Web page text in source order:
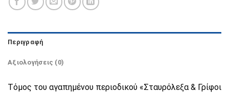
Περιγραφή
Αξιολογήσεις (0)
Τόμος του αγαπημένου περιοδικού «Σταυρόλεξα & Γρίφοι